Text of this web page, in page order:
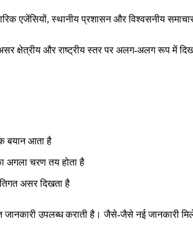
एजेंसियों, स्थानीय प्रशासन और विश्वसनीय
क्षेत्रीय और राष्ट्रीय स्तर पर अलग-अलग रूप में
बयान आता है
अगला चरण तय होता है
असर दिखता है
जानकारी उपलब्ध कराती है। जैसे-जैसे नई जानकारी